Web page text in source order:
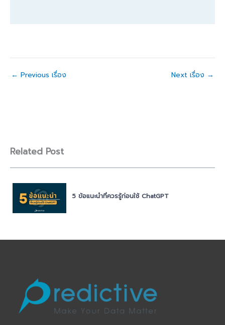
← Previous เรื่อง Next เรื่อง →
Related Post
5 ข้อแนะนำที่ควรรู้ก่อนใช้ ChatGPT